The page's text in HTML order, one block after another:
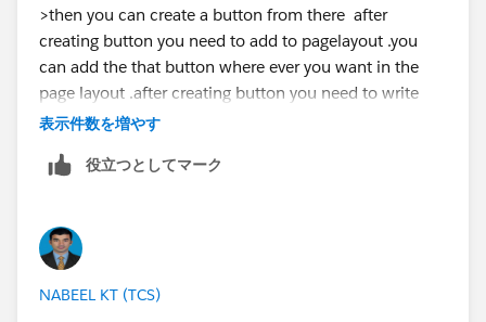
>then you can create a button from there after
creating button you need to add to pagelayout .you
can add the that button where ever you want in the
page layout .after creating button you need to write
apex code for creating a contact record from lead
表示件数を増やす
役立つとしてマーク
NABEEL KT (TCS)